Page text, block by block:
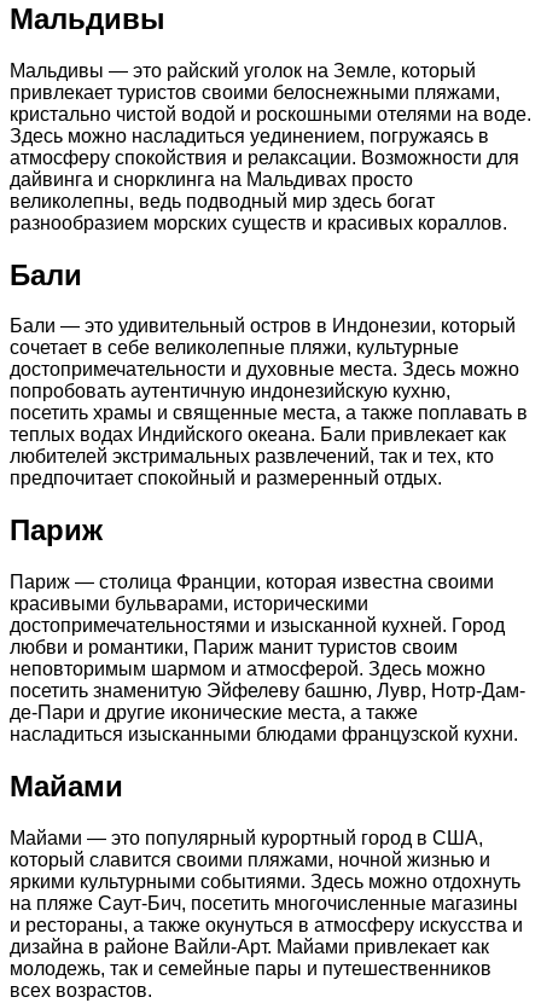
Мальдивы
Мальдивы — это райский уголок на Земле, который
привлекает туристов своими белоснежными пляжами,
кристально чистой водой и роскошными отелями на воде.
Здесь можно насладиться уединением, погружаясь в
атмосферу спокойствия и релаксации. Возможности для
дайвинга и снорклинга на Мальдивах просто
великолепны, ведь подводный мир здесь богат
разнообразием морских существ и красивых кораллов.
Бали
Бали — это удивительный остров в Индонезии, который
сочетает в себе великолепные пляжи, культурные
достопримечательности и духовные места. Здесь можно
попробовать аутентичную индонезийскую кухню,
посетить храмы и священные места, а также поплавать в
теплых водах Индийского океана. Бали привлекает как
любителей экстримальных развлечений, так и тех, кто
предпочитает спокойный и размеренный отдых.
Париж
Париж — столица Франции, которая известна своими
красивыми бульварами, историческими
достопримечательностями и изысканной кухней. Город
любви и романтики, Париж манит туристов своим
неповторимым шармом и атмосферой. Здесь можно
посетить знаменитую Эйфелеву башню, Лувр, Нотр-Дам-
де-Пари и другие иконические места, а также
насладиться изысканными блюдами французской кухни.
Майами
Майами — это популярный курортный город в США,
который славится своими пляжами, ночной жизнью и
яркими культурными событиями. Здесь можно отдохнуть
на пляже Саут-Бич, посетить многочисленные магазины
и рестораны, а также окунуться в атмосферу искусства и
дизайна в районе Вайли-Арт. Майами привлекает как
молодежь, так и семейные пары и путешественников
всех возрастов.